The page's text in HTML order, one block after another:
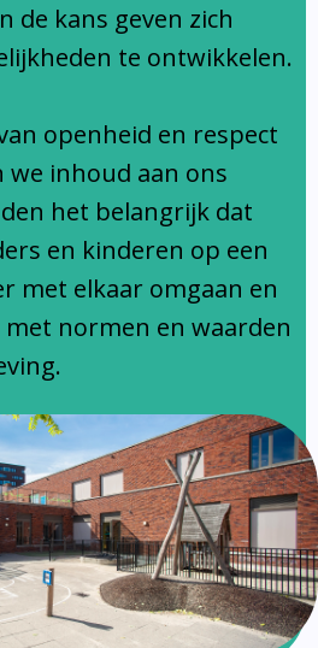
de kans geven zich
te ontwikkelen.
openheid en respect
we inhoud aan ons
het belangrijk dat
en kinderen op een
met elkaar omgaan en
normen en waarden